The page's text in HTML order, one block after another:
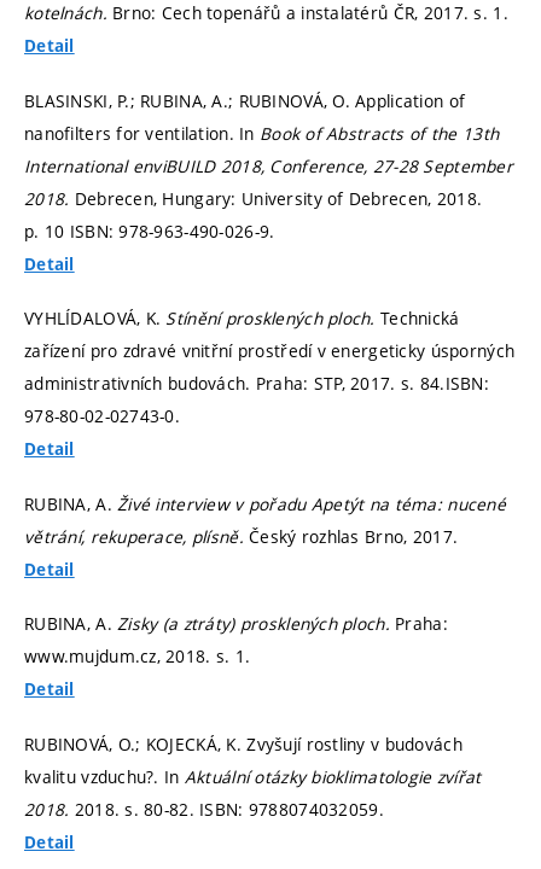
kotelnách. Brno: Cech topenářů a instalatérů ČR, 2017.s. 1.
Detail
BLASINSKI, P.; RUBINA, A.; RUBINOVÁ, O. Application of
nanofilters for ventilation. In Book of Abstracts of the 13th
International enviBUILD 2018, Conference, 27-28 September
2018. Debrecen, Hungary: University of Debrecen, 2018.
p. 10 ISBN: 978-963-490-026-9.
Detail
VYHLÍDALOVÁ, K. Stínění prosklených ploch.Technická
zařízení pro zdravé vnitřní prostředí v energeticky úsporných
administrativních budovách. Praha: STP, 2017. s. 84.ISBN:
978-80-02-02743-0.
Detail
RUBINA, A. Živé interview v pořadu Apetýt na téma: nucené
větrání, rekuperace, plísně.Český rozhlas Brno, 2017.
Detail
RUBINA, A.Zisky (a ztráty) prosklených ploch. Praha:
www.mujdum.cz, 2018. s. 1.
Detail
RUBINOVÁ, O.; KOJECKÁ, K. Zvyšují rostliny v budovách
kvalitu vzduchu?. In Aktuální otázky bioklimatologie zvířat
2018. 2018.s. 80-82. ISBN: 9788074032059.
Detail